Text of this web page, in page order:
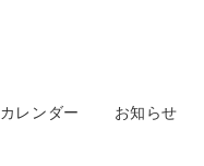
カレンダー お知らせ